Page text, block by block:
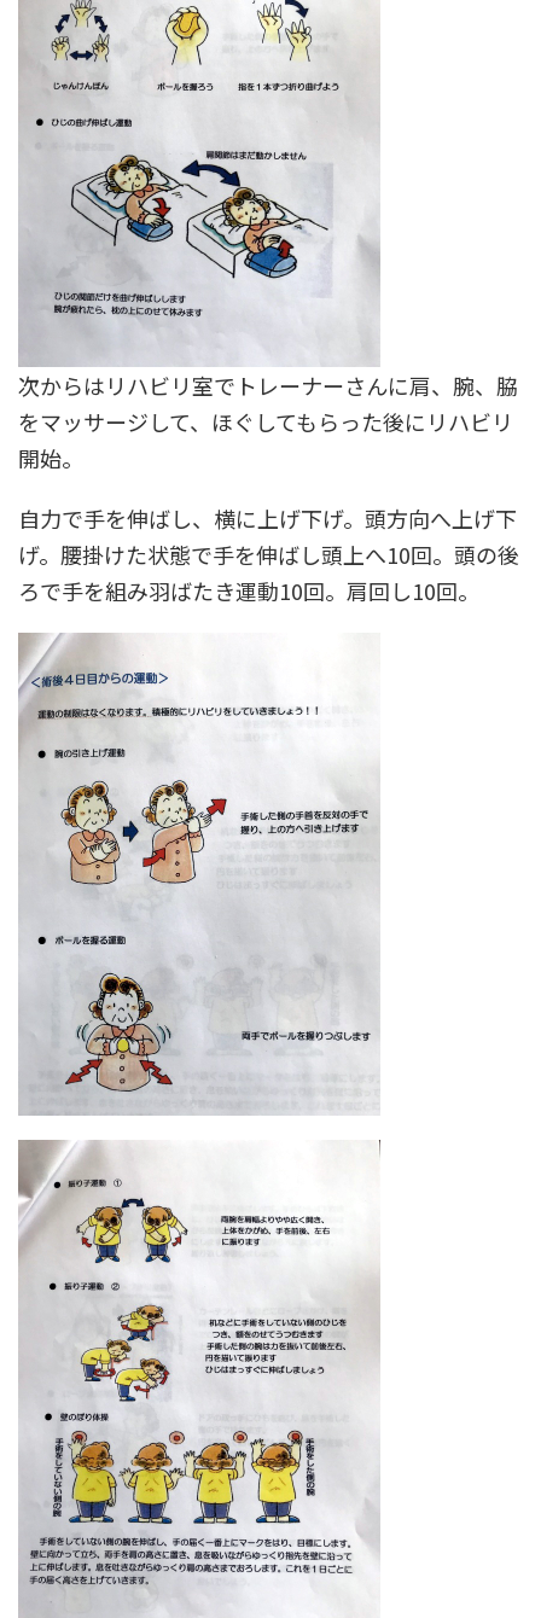
次からはリハビリ室でトレーナーさんに肩、腕、脇
をマッサージして、ほぐしてもらった後にリハビリ
開始。
自力で手を伸ばし、横に上げ下げ。頭方向へ上げ下
げ。腰掛けた状態で手を伸ばし頭上へ10回。頭の後
ろで手を組み羽ばたき運動10回。肩回し10回。